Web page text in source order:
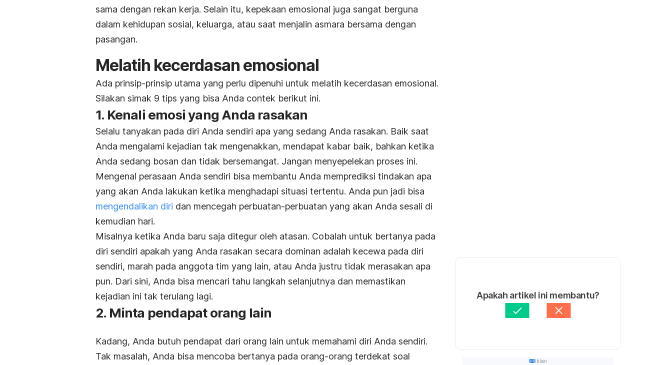
sama dengan rekan kerja. Selain itu, kepekaan emosional juga sangat berguna
dalam kehidupan sosial, keluarga, atau saat menjalin asmara bersama dengan
pasangan.
Melatih kecerdasan emosional
Ada prinsip-prinsip utama yang perlu dipenuhi untuk melatih kecerdasan emosional.
Silakan simak 9 tips yang bisa Anda contek berikut ini.
1. Kenali emosi yang Anda rasakan
Selalu tanyakan pada diri Anda sendiri apa yang sedang Anda rasakan. Baik saat
Anda mengalami kejadian tak mengenakkan, mendapat kabar baik, bahkan ketika
Anda sedang bosan dan tidak bersemangat. Jangan menyepelekan proses ini.
Mengenal perasaan Anda sendiri bisa membantu Anda memprediksi tindakan apa
yang akan Anda lakukan ketika menghadapi situasi tertentu. Anda pun jadi bisa
mengendalikan diri dan mencegah perbuatan-perbuatan yang akan Anda sesali di
kemudian hari.
Misalnya ketika Anda baru saja ditegur oleh atasan. Cobalah untuk bertanya pada
diri sendiri apakah yang Anda rasakan secara dominan adalah kecewa pada diri
sendiri, marah pada anggota tim yang lain, atau Anda justru tidak merasakan apa
pun. Dari sini, Anda bisa mencari tahu langkah selanjutnya dan memastikan
kejadian ini tak terulang lagi.
2. Minta pendapat orang lain
Kadang, Anda butuh pendapat dari orang lain untuk memahami diri Anda sendiri.
Tak masalah, Anda bisa mencoba bertanya pada orang-orang terdekat soal
Apakah artikel ini membantu?
Iklan